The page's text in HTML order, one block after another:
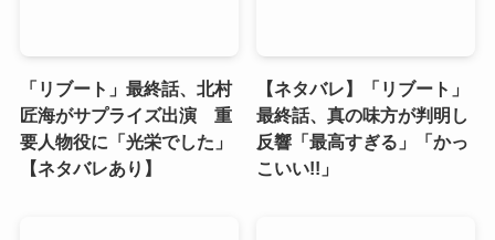
「リブート」最終話、北村
匠海がサプライズ出演 重
要人物役に「光栄でした」
【ネタバレあり】
【ネタバレ】「リブート」
最終話、真の味方が判明し
反響「最高すぎる」「かっ
こいい!!」